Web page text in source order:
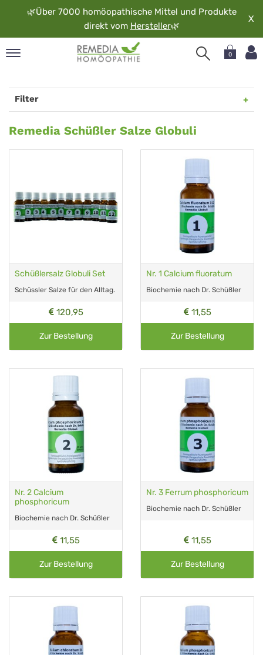
🌿Über 7000 homöopathische Mittel und Produkte
direkt vom Hersteller🌿
X
0
Filter
Remedia
Schüßler
Remedia Schüßler Salze Globuli
Schüßlersalz Globuli Set
Schüssler Salze für den Alltag.
120,95
Zur Bestellung
Nr. 1 Calcium fluoratum
Biochemie nach Dr. Schüßler
11,55
Zur Bestellung
Nr. 2 Calcium
phosphoricum
Biochemie nach Dr. Schüßler
11,55
Zur Bestellung
Nr. 3 Ferrum phosphoricum
Biochemie nach Dr. Schüßler
11,55
Zur Bestellung